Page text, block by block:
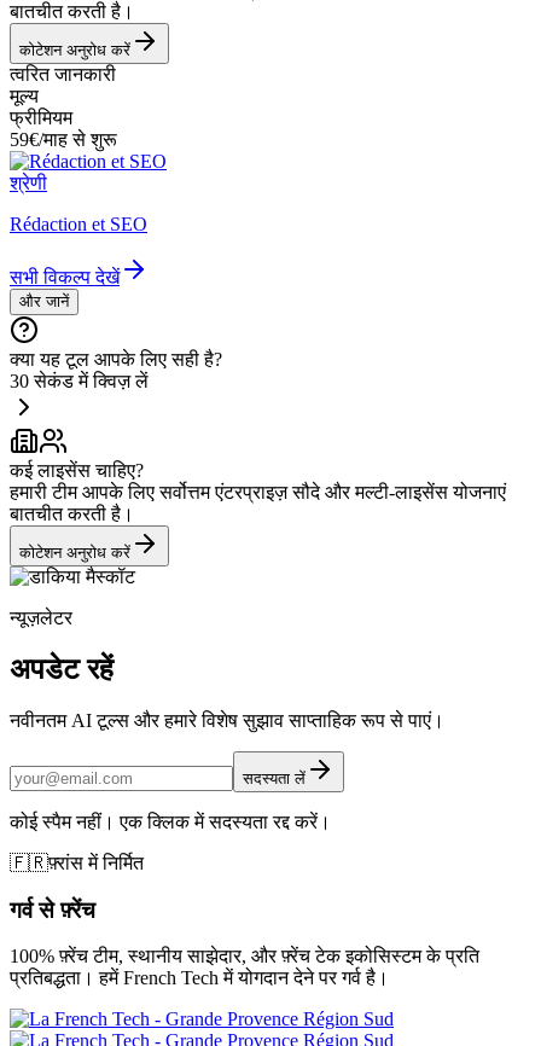
बातचीत करती है।
कोटेशन अनुरोध करें
त्वरित जानकारी
मूल्य
फ्रीमियम
59€/माह से शुरू
श्रेणी
Rédaction et SEO
सभी विकल्प देखें
और जानें
क्या यह टूल आपके लिए सही है?
30 सेकंड में क्विज़ लें
कई लाइसेंस चाहिए?
हमारी टीम आपके लिए सर्वोत्तम एंटरप्राइज़ सौदे और मल्टी-लाइसेंस योजनाएं
बातचीत करती है।
कोटेशन अनुरोध करें
न्यूज़लेटर
अपडेट रहें
नवीनतम AI टूल्स और हमारे विशेष सुझाव साप्ताहिक रूप से पाएं।
सदस्यता लें
कोई स्पैम नहीं। एक क्लिक में सदस्यता रद्द करें।
🇫🇷फ़्रांस में निर्मित
गर्व से फ़्रेंच
100% फ़्रेंच टीम, स्थानीय साझेदार, और फ़्रेंच टेक इकोसिस्टम के प्रति
प्रतिबद्धता। हमें French Tech में योगदान देने पर गर्व है।